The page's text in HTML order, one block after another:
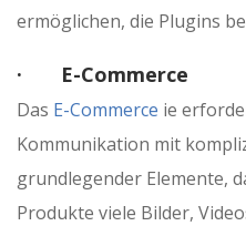
ermöglichen, die Plugins
· E-Commerce
Das E-Commerce ie
Kommunikation mit
grundlegender Elemente,
Produkte viele Bilder,